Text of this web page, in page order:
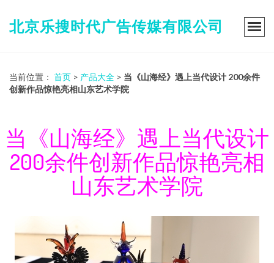
北京乐搜时代广告传媒有限公司
当前位置： 首页 > 产品大全 > 当《山海经》遇上当代设计 200余件
创新作品惊艳亮相山东艺术学院
当《山海经》遇上当代设计
200余件创新作品惊艳亮相
山东艺术学院